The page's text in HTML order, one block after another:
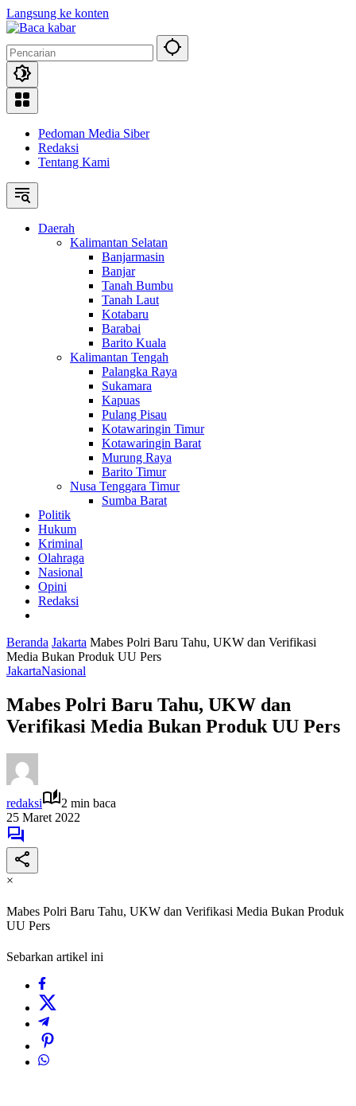
Langsung ke konten
Pedoman Media Siber
Redaksi
Tentang Kami
Daerah
Kalimantan Selatan
Banjarmasin
Banjar
Tanah Bumbu
Tanah Laut
Kotabaru
Barabai
Barito Kuala
Kalimantan Tengah
Palangka Raya
Sukamara
Kapuas
Pulang Pisau
Kotawaringin Timur
Kotawaringin Barat
Murung Raya
Barito Timur
Nusa Tenggara Timur
Sumba Barat
Politik
Hukum
Kriminal
Olahraga
Nasional
Opini
Redaksi
Beranda Jakarta Mabes Polri Baru Tahu, UKW dan Verifikasi
Media Bukan Produk UU Pers
JakartaNasional
Mabes Polri Baru Tahu, UKW dan
Verifikasi Media Bukan Produk UU Pers
redaksi
2 min baca
25 Maret 2022
×
Mabes Polri Baru Tahu, UKW dan Verifikasi Media Bukan Produk
UU Pers
Sebarkan artikel ini